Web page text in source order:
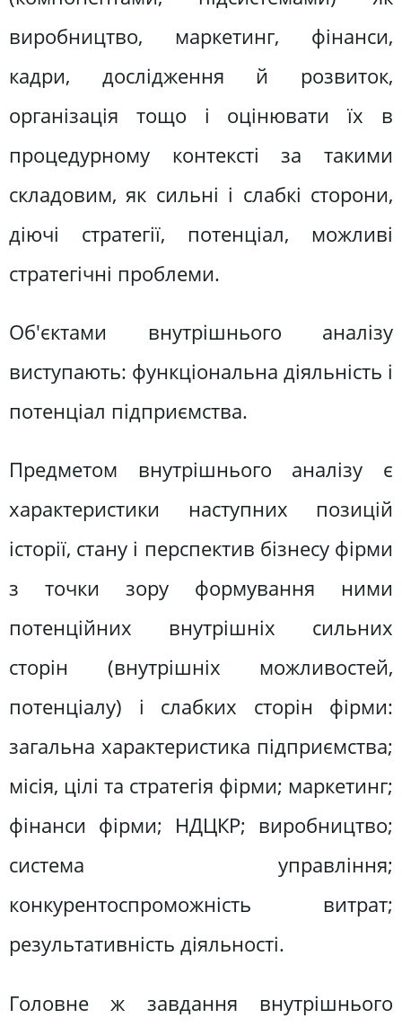
виробництво, маркетинг, фінанси,
кадри, дослідження й розвиток,
організація тощо і оцінювати їх в
процедурному контексті за такими
складовим, як сильні і слабкі сторони,
діючі стратегії, потенціал, можливі
стратегічні проблеми.
Об'єктами внутрішнього аналізу
виступають: функціональна діяльність і
потенціал підприємства.
Предметом внутрішнього аналізу є
характеристики наступних позицій
історії, стану і перспектив бізнесу фірми
з точки зору формування ними
потенційних внутрішніх сильних
сторін (внутрішніх можливостей,
потенціалу) і слабких сторін фірми:
загальна характеристика підприємства;
місія, цілі та стратегія фірми; маркетинг;
фінанси фірми; НДЦКР; виробництво;
система управління;
конкурентоспроможність витрат;
результативність діяльності.
Головне ж завдання внутрішнього